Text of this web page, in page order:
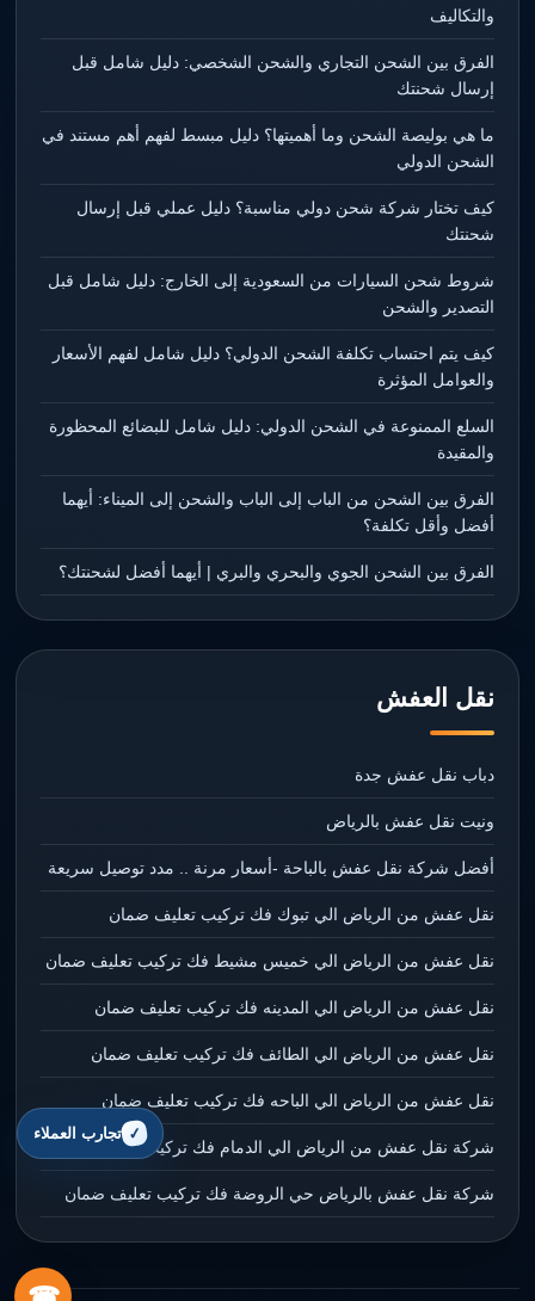
والتكاليف
الفرق بين الشحن التجاري والشحن الشخصي: دليل شامل قبل
إرسال شحنتك
ما هي بوليصة الشحن وما أهميتها؟ دليل مبسط لفهم أهم مستند في
الشحن الدولي
كيف تختار شركة شحن دولي مناسبة؟ دليل عملي قبل إرسال
شحنتك
شروط شحن السيارات من السعودية إلى الخارج: دليل شامل قبل
التصدير والشحن
كيف يتم احتساب تكلفة الشحن الدولي؟ دليل شامل لفهم الأسعار
والعوامل المؤثرة
السلع الممنوعة في الشحن الدولي: دليل شامل للبضائع المحظورة
والمقيدة
الفرق بين الشحن من الباب إلى الباب والشحن إلى الميناء: أيهما
أفضل وأقل تكلفة؟
الفرق بين الشحن الجوي والبحري والبري | أيهما أفضل لشحنتك؟
نقل العفش
دباب نقل عفش جدة
ونيت نقل عفش بالرياض
أفضل شركة نقل عفش بالباحة -أسعار مرنة .. مدد توصيل سريعة
نقل عفش من الرياض الي تبوك فك تركيب تعليف ضمان
نقل عفش من الرياض الي خميس مشيط فك تركيب تعليف ضمان
نقل عفش من الرياض الي المدينه فك تركيب تعليف ضمان
نقل عفش من الرياض الي الطائف فك تركيب تعليف ضمان
نقل عفش من الرياض الي الباحه فك تركيب تعليف ضمان
شركة نقل عفش من الرياض الي الدمام فك تركيب تعليف ضمان
شركة نقل عفش بالرياض حي الروضة فك تركيب تعليف ضمان
تجارب العملاء